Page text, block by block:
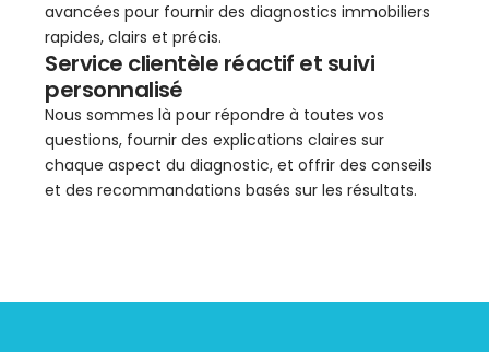
avancées pour fournir des diagnostics immobiliers
rapides, clairs et précis.
Service clientèle réactif et suivi
personnalisé
Nous sommes là pour répondre à toutes vos
questions, fournir des explications claires sur
chaque aspect du diagnostic, et offrir des conseils
et des recommandations basés sur les résultats.